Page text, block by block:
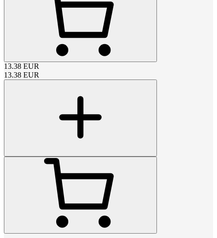
13.38 EUR
13.38 EUR